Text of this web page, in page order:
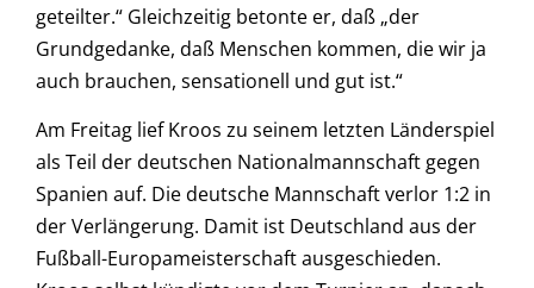
geteilter.“ Gleichzeitig betonte er, daß „der
Grundgedanke, daß Menschen kommen, die wir ja
auch brauchen, sensationell und gut ist.“
Am Freitag lief Kroos zu seinem letzten Länderspiel
als Teil der deutschen Nationalmannschaft gegen
Spanien auf. Die deutsche Mannschaft verlor 1:2 in
der Verlängerung. Damit ist Deutschland aus der
Fußball-Europameisterschaft ausgeschieden.